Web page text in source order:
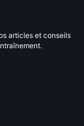
articles et conseils